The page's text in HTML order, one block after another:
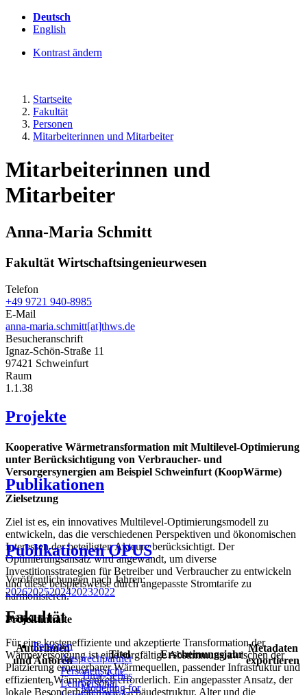
Deutsch
English
Kontrast ändern
Startseite
Fakultät
Personen
Mitarbeiterinnen und Mitarbeiter
Mitarbeiterinnen und
Mitarbeiter
Anna-Maria Schmitt
Fakultät Wirtschaftsingenieurwesen
Telefon
+49 9721 940-8985
E-Mail
anna-maria.schmitt[at]thws.de
Besucheranschrift
Ignaz-Schön-Straße 11
97421 Schweinfurt
Raum
1.1.38
Projekte
Kooperative Wärmetransformation mit Multilevel-Optimierung
unter Berücksichtigung von Verbraucher- und
Versorgersynergien am Beispiel Schweinfurt (KoopWärme)
Zielsetzung
Ziel ist es, ein innovatives Multilevel-Optimierungsmodell zu
entwickeln, das die verschiedenen Perspektiven und ökonomischen
Interessen der beteiligten Akteure berücksichtigt. Der
Optimierungsansatz wird angewandt, um diverse
Investitionsstrategien für Betreiber und Verbraucher zu entwickeln
und diese beispielsweise durch angepasste Stromtarife zu
harmonisieren.
Projektinhalte
Für eine kosteneffiziente und akzeptierte Transformation der
Wärmeversorgung ist eine sorgfältige Abstimmung zwischen der
Platzierung erneuerbarer Wärmequellen, passender Infrastruktur und
effizienten Wärmesenken erforderlich. Ein angepasster Ansatz, der
lokale Besonderheiten wie Gebäudestruktur, Alter und die
Publikationen
Publikationen OPUS
Veröffentlichungen nach Jahren:
20262025202420232022
2026
Autorinnen
und Autoren
Titel Erscheinungsjahr
Metadaten
exportieren
Time-Series
Modelling for
Fakultät
Personen
Ansprechpartner
Personensuche
Lehrpersonal